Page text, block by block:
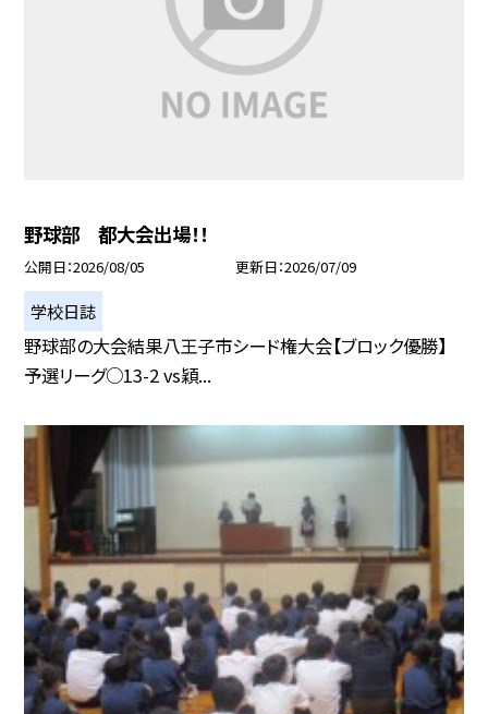
野球部 都大会出場！！
公開日 2026/08/05 更新日 2026/07/09
学校日誌
野球部の大会結果八王子市シード権大会【ブロック優勝】
予選リーグ○13-2 vs穎...